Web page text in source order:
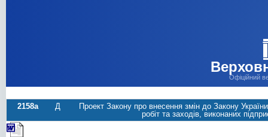
Офіційний
2158а Д
Проект Закону про внесення змін до Закону
робіт та заходів, виконаних